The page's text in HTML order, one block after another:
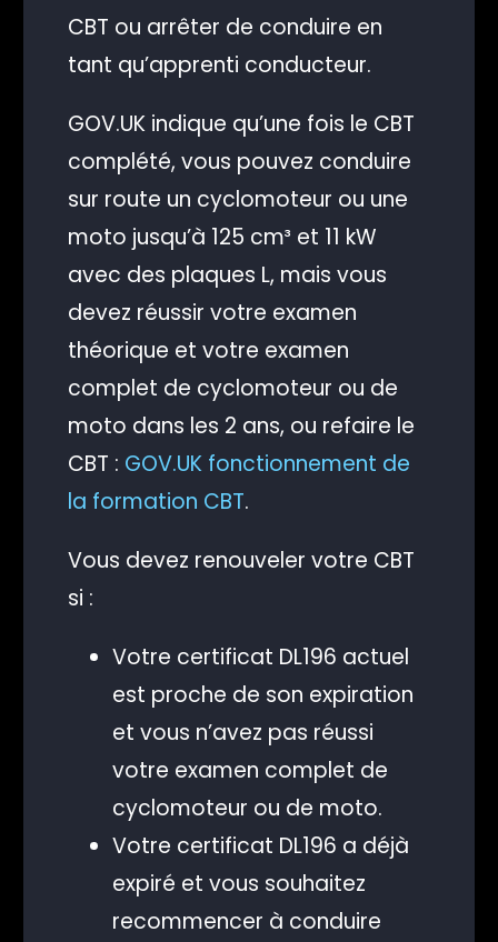
CBT ou arrêter de conduire en
tant qu’apprenti conducteur.
GOV.UK indique qu’une fois le CBT
complété, vous pouvez conduire
sur route un cyclomoteur ou une
moto jusqu’à 125 cm³ et 11 kW
avec des plaques L, mais vous
devez réussir votre examen
théorique et votre examen
complet de cyclomoteur ou de
moto dans les 2 ans, ou refaire le
CBT : GOV.UK fonctionnement de
la formation CBT.
Vous devez renouveler votre CBT
si :
Votre certificat DL196 actuel
est proche de son expiration
et vous n’avez pas réussi
votre examen complet de
cyclomoteur ou de moto.
Votre certificat DL196 a déjà
expiré et vous souhaitez
recommencer à conduire